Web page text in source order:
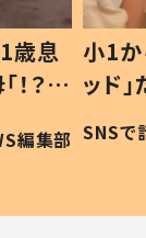
歳息
？」
編集部
小1か
ッド
作り
#令和
SNSで